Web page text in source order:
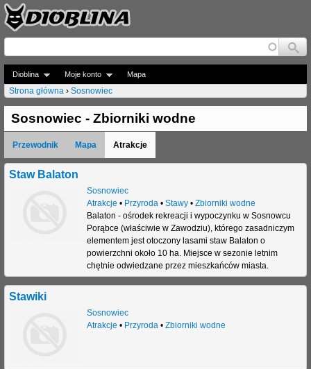
Jump to navigation
Dioblina Moje konto Mapa
J
e
s
t
t
Strona główna › Sosnowiec
Sosnowiec - Zbiorniki wodne
Przewodnik Mapa Atrakcje
Staw Balaton
Sosnowiec
Atrakcje • Przyroda • Stawy• Zbiorniki wodne
Balaton - ośrodek rekreacji i wypoczynku w Sosnowcu
Porąbce (właściwie w Zawodziu), którego zasadniczym
elementem jest otoczony lasami staw Balaton o
powierzchni około 10 ha. Miejsce w sezonie letnim
chętnie odwiedzane przez mieszkańców miasta.
Stawiki
Sosnowiec
Atrakcje • Przyroda • Zbiorniki wodne